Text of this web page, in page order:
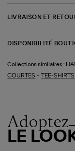
LIVRAISON ET
DISPONIBILITÉ
Collections similaires :
COURTES -TEE-
Adoptez
LE